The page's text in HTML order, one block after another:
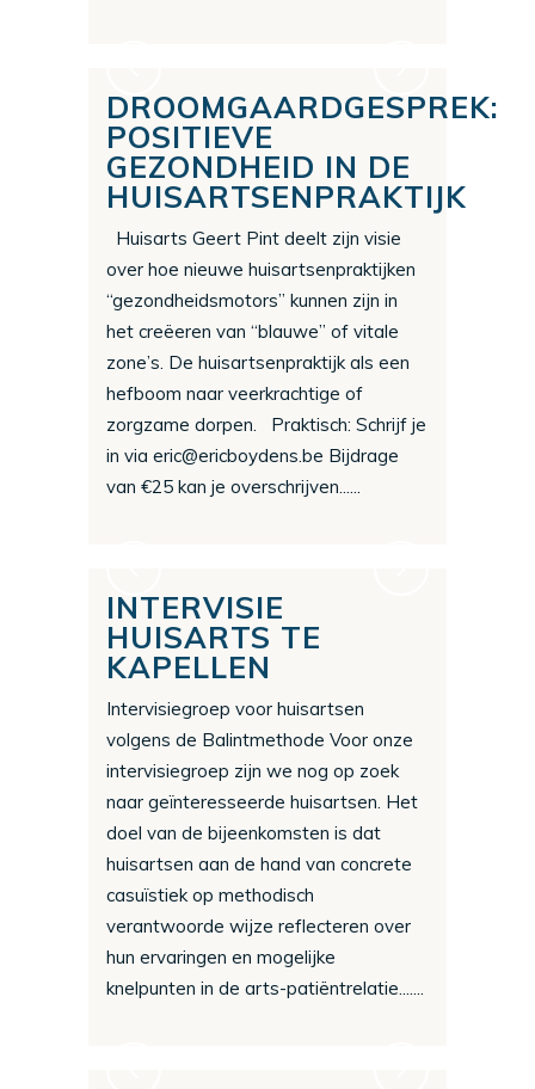
DROOMGAARDGESPREK:
POSITIEVE
GEZONDHEID IN DE
HUISARTSENPRAKTIJK
Huisarts Geert Pint deelt zijn visie
over hoe nieuwe huisartsenpraktijken
“gezondheidsmotors” kunnen zijn in
het creëeren van “blauwe” of vitale
zone’s. De huisartsenpraktijk als een
hefboom naar veerkrachtige of
zorgzame dorpen. Praktisch: Schrijf je
in via eric@ericboydens.be Bijdrage
van €25 kan je overschrijven......
INTERVISIE
HUISARTS TE
KAPELLEN
Intervisiegroep voor huisartsen
volgens de Balintmethode Voor onze
intervisiegroep zijn we nog op zoek
naar geïnteresseerde huisartsen. Het
doel van de bijeenkomsten is dat
huisartsen aan de hand van concrete
casuïstiek op methodisch
verantwoorde wijze reflecteren over
hun ervaringen en mogelijke
knelpunten in de arts-patiëntrelatie.......